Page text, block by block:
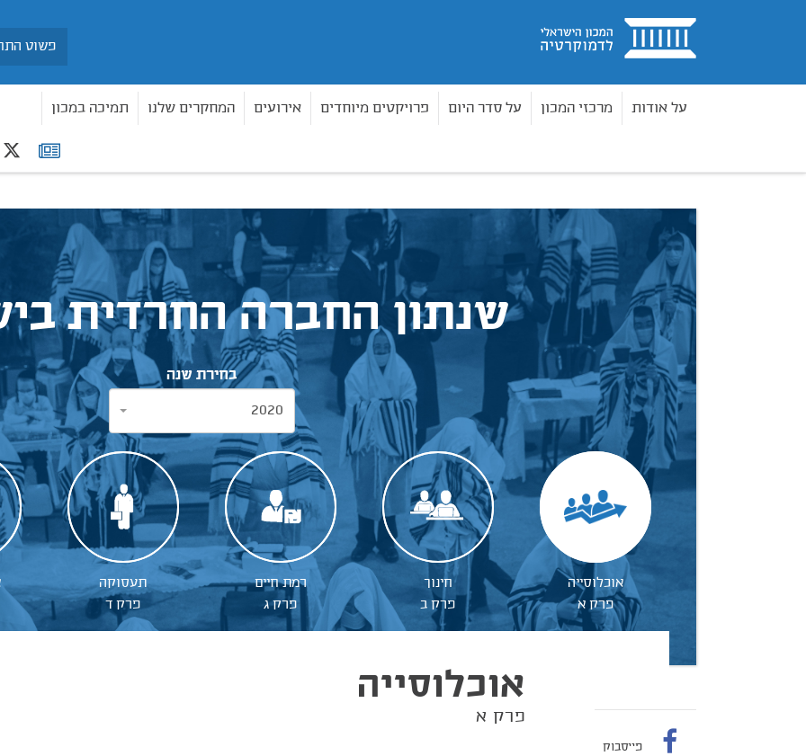
בית
על אודות מרכזי המכון על סדר היום פרויקטים מיוחדים אירועים המחקרים שלנו תמיכה במכון
תפוצה
שנתון החברה החרדית
בחירת שנה 2020
2020
אוכלוסייה
פרק א
חינוך
פרק ב
רמת חיים
פרק ג
תעסוקה
פרק ד
אוכלוסייה
פרק א
פייסבוק